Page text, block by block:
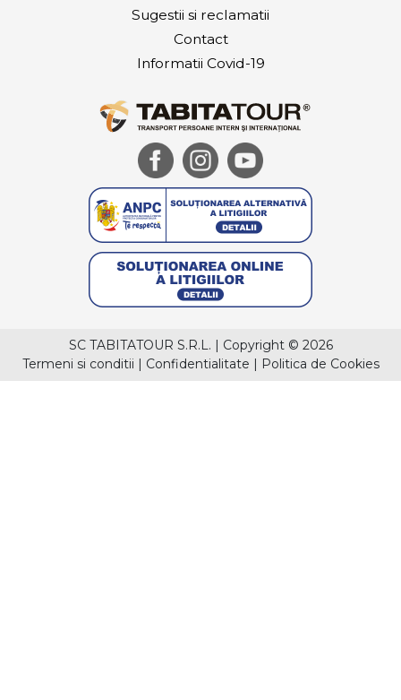
Sugestii si reclamatii
Contact
Informatii Covid-19
SC TABITATOUR S.R.L. | Copyright © 2026
Termeni si conditii | Confidentialitate | Politica de Cookies